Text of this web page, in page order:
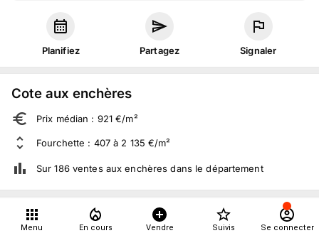
Planifiez Partagez Signaler
Cote aux enchères
Prix médian : 921 €/m²
Fourchette : 407 à 2 135 €/m²
Sur 186 ventes aux enchères dans le département
À propos
Menu En cours Vendre Suivis Se connecter